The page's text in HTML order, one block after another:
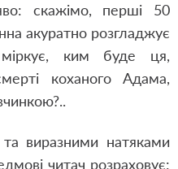
скажімо, перші 50
акуратно розгладжує
ким буде ця,
коханого Адама,
виразними натяками
читач розраховує: